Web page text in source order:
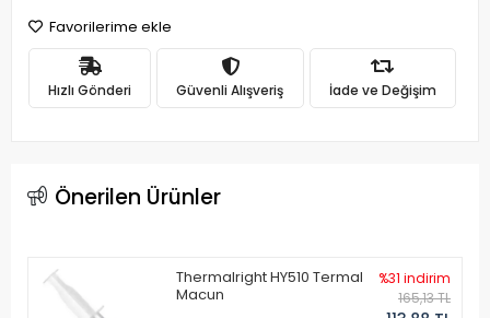
Favorilerime ekle
Hızlı Gönderi Güvenli Alışveriş İade ve Değişim
Önerilen Ürünler
Thermalright HY510 Termal
Macun
%31 indirim
165,13 TL